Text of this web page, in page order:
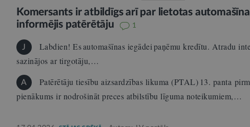
Komersants ir atbildīgs arī par lietotas
informējis patērētāju
1
J
Labdien! Es automašīnas iegādei paņēmu kredītu. Atradu
sazinājos ar tirgotāju,…
A
Patērētāju tiesību aizsardzības likuma (PTAL) 13. panta
pienākums ir nodrošināt preces atbilstību līguma noteikumiem,…